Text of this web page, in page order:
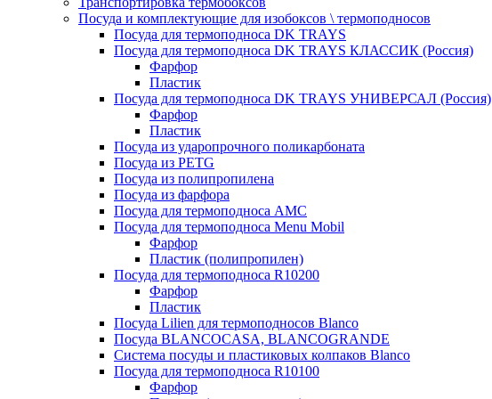
Посуда и комплектующие для изобоксов \ термоподносов
Посуда для термоподноса DK TRAYS
Посуда для термоподноса DK TRAYS КЛАССИК (Россия)
Фарфор
Пластик
Посуда для термоподноса DK TRAYS УНИВЕРСАЛ (Россия)
Фарфор
Пластик
Посуда из ударопрочного поликарбоната
Посуда из PETG
Посуда из полипропилена
Посуда из фарфора
Посуда для термоподноса AMC
Посуда для термоподноса Menu Mobil
Фарфор
Пластик (полипропилен)
Посуда для термоподноса R10200
Фарфор
Пластик
Посуда Lilien для термоподносов Blanco
Посуда BLANCOCASA, BLANCOGRANDE
Система посуды и пластиковых колпаков Blanco
Посуда для термоподноса R10100
Фарфор